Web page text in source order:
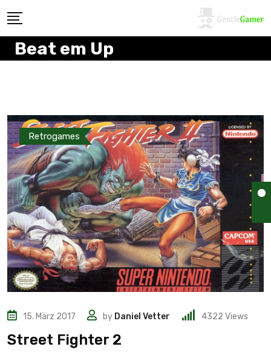
Beat em Up
Retrogames
15. März 2017 by Daniel Vetter 4322 Views
Street Fighter 2